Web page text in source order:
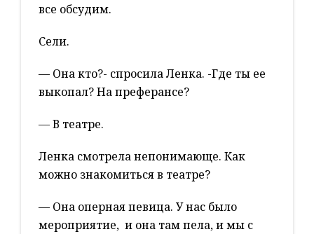
все обсудим.
Сели.
— Она кто?- спросила Ленка. -Где ты ее
выкопал? На преферансе?
— В театре.
Ленка смотрела непонимающе. Как
можно знакомиться в театре?
— Она оперная певица. У нас было
мероприятие, и она там пела, и мы с